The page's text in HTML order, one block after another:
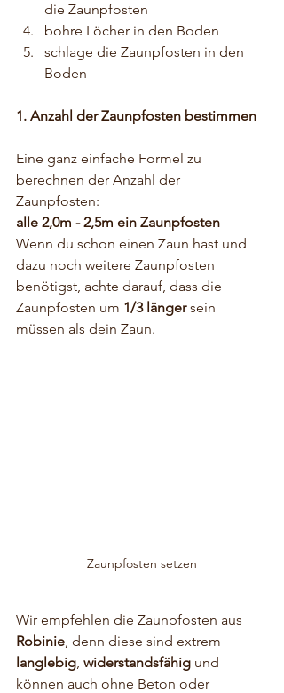
die Zaunpfosten
bohre Löcher in den Boden
schlage die Zaunpfosten in den
Boden
1. Anzahl der Zaunpfosten bestimmen
Eine ganz einfache Formel zu
berechnen der Anzahl der
Zaunpfosten:
alle 2,0m - 2,5m ein Zaunpfosten
Wenn du schon einen Zaun hast und
dazu noch weitere Zaunpfosten
benötigst, achte darauf, dass die
Zaunpfosten um 1/3 länger sein
müssen als dein Zaun.
Zaunpfosten setzen
Wir empfehlen die Zaunpfosten aus
Robinie , denn diese sind extrem
langlebig widerstandsfähig und
können auch ohne Beton oder